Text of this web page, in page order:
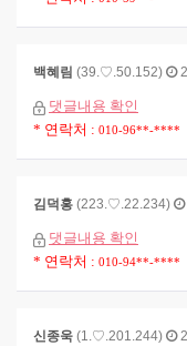
백혜림 (39.♡.50.152)
댓글내용 확인
* 연락처 : 010-96**-****
김덕홍 (223.♡.22.234)
댓글내용 확인
* 연락처 : 010-94**-****
신종욱 (1.♡.201.244)